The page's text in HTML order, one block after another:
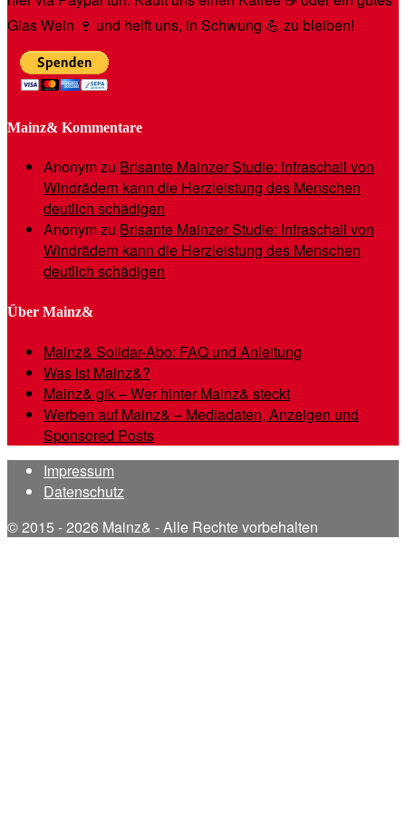
Glas Wein 🍷 und helft uns, in Schwung 💪 zu bleiben!
Mainz& Kommentare
Anonymzu Brisante Mainzer Studie: Infraschall von
Windrädern kann die Herzleistung des Menschen
deutlich schädigen
Anonymzu Brisante Mainzer Studie: Infraschall von
Windrädern kann die Herzleistung des Menschen
deutlich schädigen
Über Mainz&
Mainz& Solidar-Abo: FAQ und Anleitung
Was ist Mainz&?
Mainz& gik – Wer hinter Mainz& steckt
Werben auf Mainz& – Mediadaten, Anzeigen und
Sponsored Posts
Impressum
Datenschutz
© 2015 - 2026 Mainz& - Alle Rechte vorbehalten